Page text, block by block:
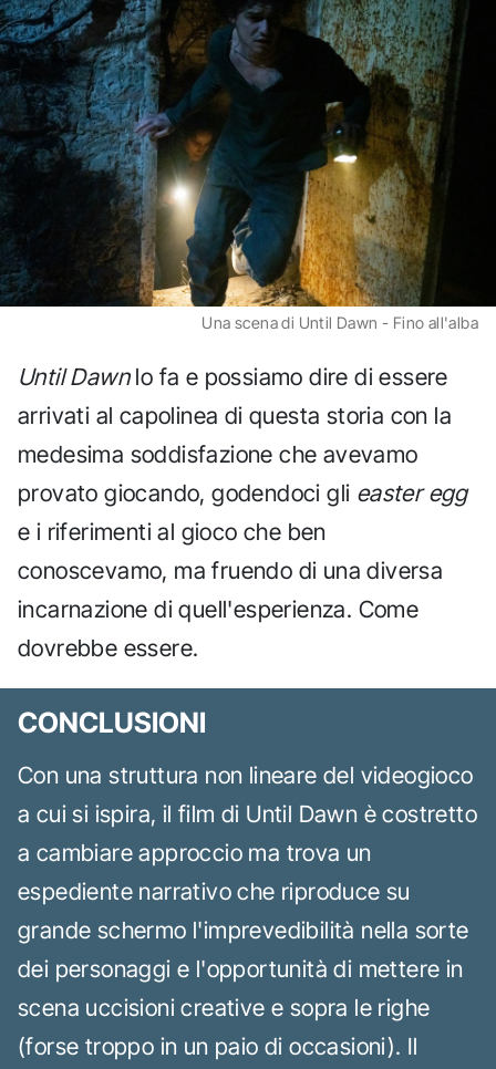
Una scena di Until Dawn - Fino all'alba
Until Dawnlo fa e possiamo dire di essere
arrivati al capolinea di questa storia con la
medesima soddisfazione che avevamo
provato giocando, godendoci gli easter egg
e i riferimenti al gioco che ben
conoscevamo, ma fruendo di una diversa
incarnazione di quell'esperienza. Come
dovrebbe essere.
CONCLUSIONI
Con una struttura non lineare del videogioco
a cui si ispira, il film di Until Dawn è costretto
a cambiare approccio ma trova un
espediente narrativo che riproduce su
grande schermo l'imprevedibilità nella sorte
dei personaggi e l'opportunità di mettere in
scena uccisioni creative e sopra le righe
(forse troppo in un paio di occasioni). Il